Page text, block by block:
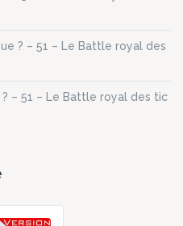
? – 51 – Le Battle royal des
? – 51 – Le Battle royal des tic